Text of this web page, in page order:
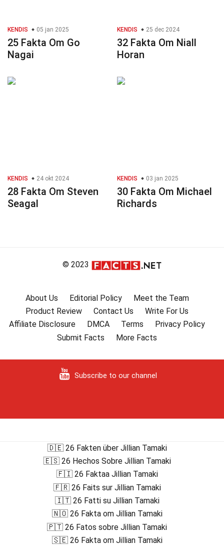
KENDIS 05 jan 2025
25 Fakta Om Go
Nagai
KENDIS 25 dec 2024
32 Fakta Om Niall
Horan
KENDIS 24 okt 2024
28 Fakta Om Steven
Seagal
KENDIS 03 jan 2025
30 Fakta Om Michael
Richards
© 2023
About Us Editorial Policy
Meet the Team
Product Review
Contact Us
Write For Us
Affiliate Disclosure
DMCA Terms
Privacy Policy
Submit Facts
More Facts
Subscribe to our channel
🇩🇪 26 Fakten über Jillian Tamaki
🇪🇸 26 Hechos Sobre Jillian Tamaki
🇫🇮 26 Faktaa Jillian Tamaki
🇫🇷 26 Faits sur Jillian Tamaki
🇮🇹 26 Fatti su Jillian Tamaki
🇳🇴 26 Fakta om Jillian Tamaki
🇵🇹 26 Fatos sobre Jillian Tamaki
🇸🇪 26 Fakta om Jillian Tamaki